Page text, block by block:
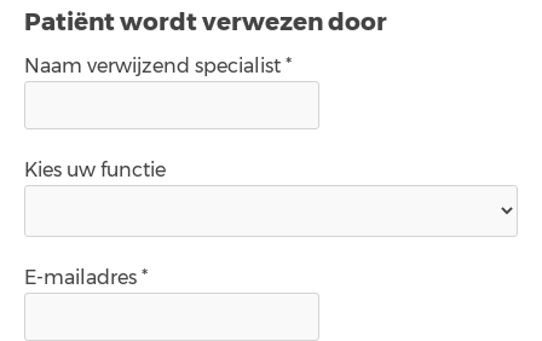
Patiënt wordt verwezen door
Naam verwijzend specialist *
Kies uw functie
E-mailadres *